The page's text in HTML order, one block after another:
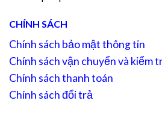
CHÍNH SÁCH
Chính sách bảo mật thông tin
Chính sách vận chuyển và kiểm
Chính sách thanh toán
Chính sách đổi trả